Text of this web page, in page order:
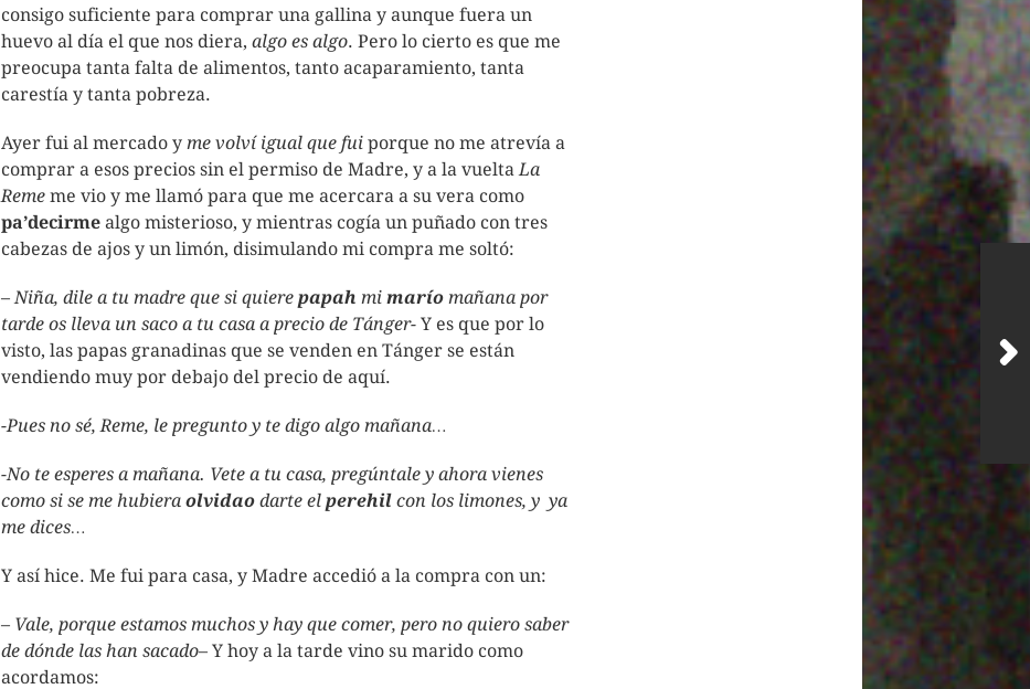
consigo suficiente para comprar una gallina y aunque fuera un
huevo al día el que nos diera, algo es algo. Pero lo cierto es que me
preocupa tanta falta de alimentos, tanto acaparamiento, tanta
carestía y tanta pobreza.
Ayer fui al mercado y me volví igual que fui porque no me atrevía a
comprar a esos precios sin el permiso de Madre, y a la vueltaLa
Reme me vio y me llamó para que me acercara a su vera como
pa’decirme algo misterioso, y mientras cogía un puñado con tres
cabezas de ajos y un limón, disimulando mi compra me soltó:
–Niña, dile a tu madre que si quiere papah mi marío mañana por
tarde os lleva un saco a tu casa a precio de Tánger- Y es que por lo
visto, las papas granadinas que se venden en Tánger se están
vendiendo muy por debajo del precio de aquí.
-Pues no sé, Reme, le pregunto y te digo algo mañana…
-No te esperes a mañana. Vete a tu casa, pregúntale y ahora vienes
como si se me hubiera olvidao darte el perehil con los limones, y ya
me dices…
Y así hice. Me fui para casa, y Madre accedió a la compra con un:
– Vale, porque estamos muchos y hay que comer, pero no quiero saber
de dónde las han sacado– Y hoy a la tarde vino su marido como
acordamos: